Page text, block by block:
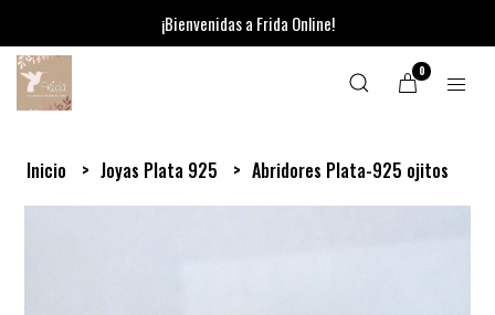
¡Bienvenidas a Frida Online!
0
Inicio Joyas Plata 925 Abridores Plata-925 ojitos